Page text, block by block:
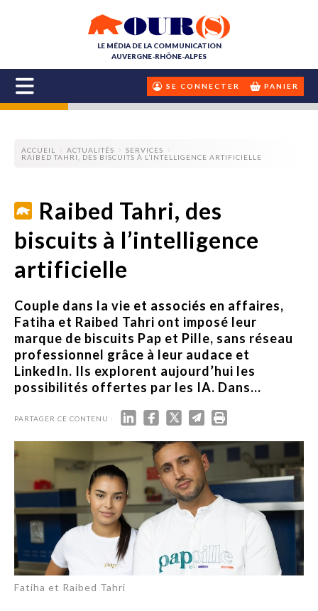
LE MÉDIA DE LA COMMUNICATION
AUVERGNE-RHÔNE-ALPES
SE CONNECTER PANIER
ACCUEIL ACTUALITÉS
SERVICES
RAIBED TAHRI, DES BISCUITS À L’INTELLIGENCE ARTIFICIELLE
Raibed Tahri, des
biscuits à l’intelligence
artificielle
Couple dans la vie et associés en affaires,
Fatiha et Raibed Tahri ont imposé leur
marque de biscuits Pap et Pille, sans réseau
professionnel grâce à leur audace et
LinkedIn. Ils explorent aujourd’hui les
possibilités offertes par les IA. Dans...
PARTAGER CE CONTENU :
Fatiha et Raibed Tahri